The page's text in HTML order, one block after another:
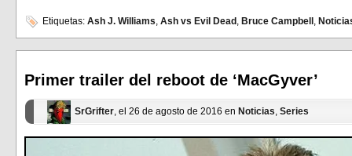
en
Facebook
(Se
abre
ventana
nueva)
en
(Se
abre
ventana
nueva)
Etiquetas: Ash J. Williams, Ash vs Evil Dead , Bruce Campbell ,
Primer trailer del reboot de ‘MacGyver’
SrGrifter, el 26 de agosto de 2016 en Noticias, Series